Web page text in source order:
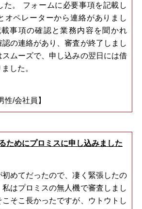
た。 フォームに必要事項を記載し
オペレーターから連絡がありまし
事項の確認と業務内容を聞かれ
の連絡があり、審査が終了しまし
ムーズで、申し込みの翌日には借
した。
性/会社員】
ためにプロミスに申し込みました
めてだったので、凄く緊張したの
はプロミスの無人機で審査しまし
そこ長かったですが、ウトウトし